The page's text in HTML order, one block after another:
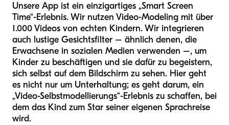
Unsere App ist ein einzigartiges „Smart Screen
Time“-Erlebnis. Wir nutzen Video-Modeling mit über
1.000 Videos von echten Kindern. Wir integrieren
auch lustige Gesichtsfilter – ähnlich denen, die
Erwachsene in sozialen Medien verwenden –, um
Kinder zu beschäftigen und sie dafür zu begeistern,
sich selbst auf dem Bildschirm zu sehen. Hier geht
es nicht nur um Unterhaltung; es geht darum, ein
„Video-Selbstmodellierungs“-Erlebnis zu schaffen, bei
dem das Kind zum Star seiner eigenen Sprachreise
wird.